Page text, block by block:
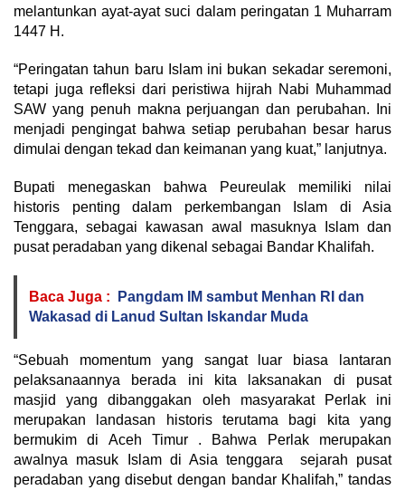
melantunkan ayat-ayat suci dalam peringatan 1 Muharram
1447 H.
“Peringatan tahun baru Islam ini bukan sekadar seremoni,
tetapi juga refleksi dari peristiwa hijrah Nabi Muhammad
SAW yang penuh makna perjuangan dan perubahan. Ini
menjadi pengingat bahwa setiap perubahan besar harus
dimulai dengan tekad dan keimanan yang kuat,” lanjutnya.
Bupati menegaskan bahwa Peureulak memiliki nilai
historis penting dalam perkembangan Islam di Asia
Tenggara, sebagai kawasan awal masuknya Islam dan
pusat peradaban yang dikenal sebagai Bandar Khalifah.
Baca Juga :
Pangdam IM sambut Menhan RI dan
Wakasad di Lanud Sultan Iskandar Muda
“Sebuah momentum yang sangat luar biasa lantaran
pelaksanaannya berada ini kita laksanakan di pusat
masjid yang dibanggakan oleh masyarakat Perlak ini
merupakan landasan historis terutama bagi kita yang
bermukim di Aceh Timur . Bahwa Perlak merupakan
awalnya masuk Islam di Asia tenggara sejarah pusat
peradaban yang disebut dengan bandar Khalifah,” tandas